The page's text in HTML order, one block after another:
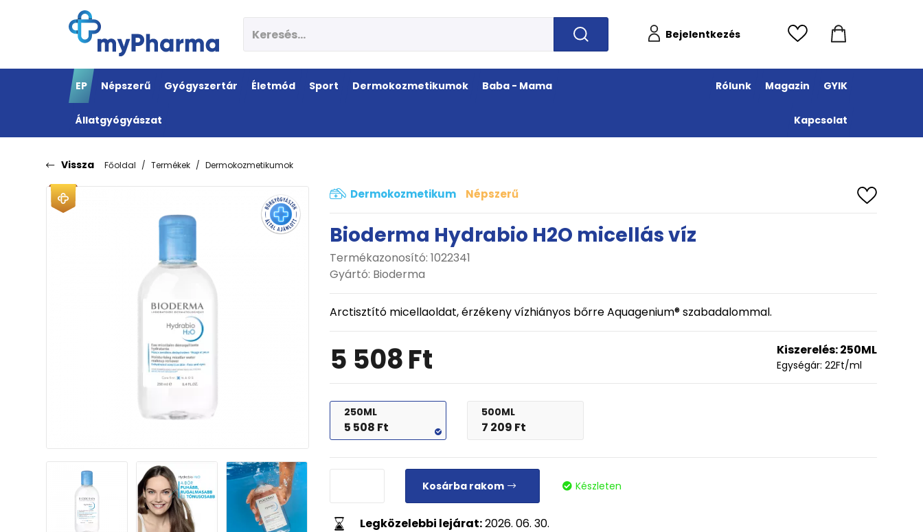
Bejelentkezés
EP Népszerű Gyógyszertár Életmód Sport Dermokozmetikumok Baba - Mama
Állatgyógyászat
Rólunk Magazin GYIK
Kapcsolat
Vissza Főoldal Termékek Dermokozmetikumok
Dermokozmetikum Népszerű
Bioderma Hydrabio H2O micellás víz
Termékazonosító: 1022341
Gyártó: Bioderma
Arctisztító micellaoldat, érzékeny vízhiányos bőrre Aquagenium® szabadalommal.
5 508Ft Kiszerelés:250ML
Egységár: 22Ft/ml
250ML
5 508 Ft
500ML
7 209 Ft
Kosárba rakom Készleten
Legközelebbi lejárat:2026. 06. 30.